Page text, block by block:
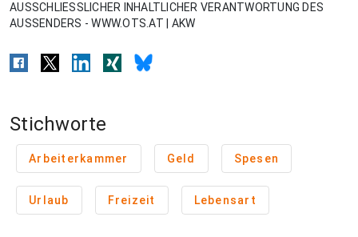
AUSSCHLIESSLICHER INHALTLICHER VERANTWORTUNG DES
AUSSENDERS - WWW.OTS.AT | AKW
Stichworte
Arbeiterkammer Geld Spesen
Urlaub Freizeit Lebensart